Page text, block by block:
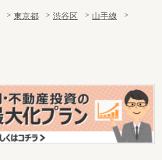
東京都 渋谷区
山手線